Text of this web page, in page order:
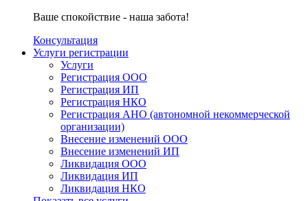
Ваше спокойствие - наша забота!
Консультация
Услуги регистрации
Услуги
Регистрация ООО
Регистрация ИП
Регистрация НКО
Регистрация АНО (автономной некоммерческой
организации)
Внесение изменений ООО
Внесение изменений ИП
Ликвидация ООО
Ликвидация ИП
Ликвидация НКО